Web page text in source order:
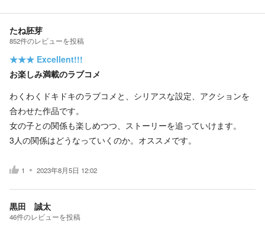
たね胚芽
852件のレビューを投稿
★★★ Excellent!!!
お楽しみ満載のラブコメ
わくわくドキドキのラブコメと、シリアスな設定、アクションを
合わせた作品です。
女の子との関係も楽しめつつ、ストーリーを追っていけます。
3人の関係はどうなっていくのか。オススメです。
1 2023年8月5日 12:02
黒田 誠太
46件のレビューを投稿